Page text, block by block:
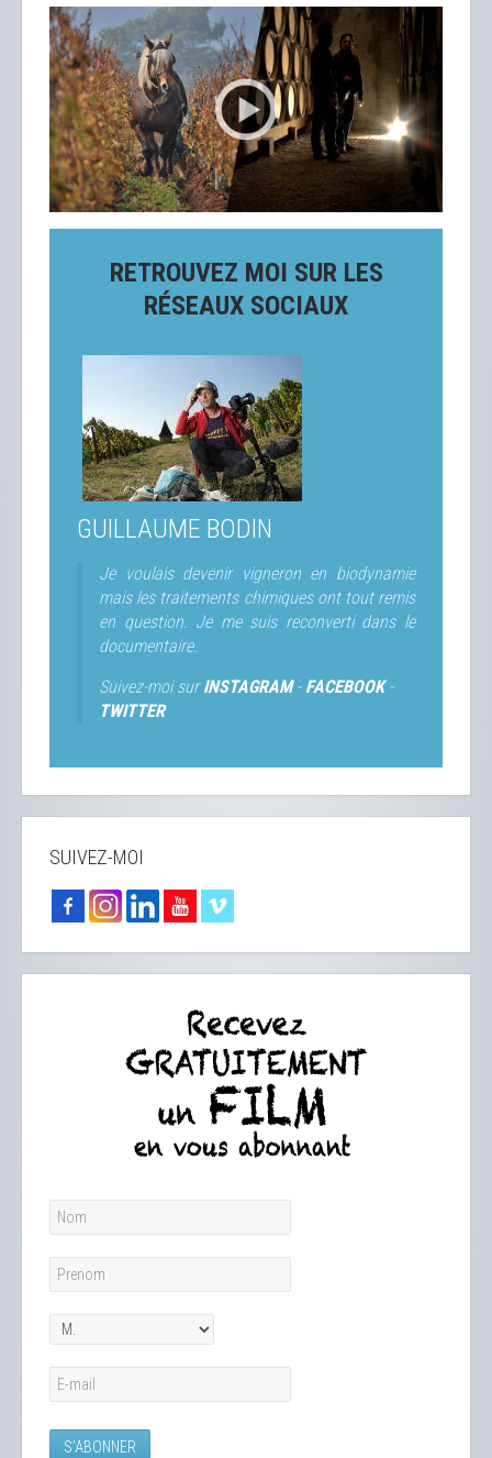
RETROUVEZ MOI SUR LES
RÉSEAUX SOCIAUX
GUILLAUME BODIN
Je voulais devenir vigneron en biodynamie
mais les traitements chimiques ont tout remis
en question. Je me suis reconverti dans le
documentaire.
Suivez-moi surINSTAGRAM- FACEBOOK-
TWITTER
SUIVEZ-MOI